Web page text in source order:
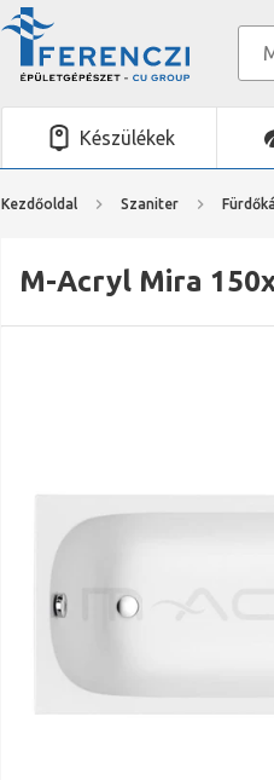
Készülékek
Kezdőoldal Szaniter
M-Acryl Mira